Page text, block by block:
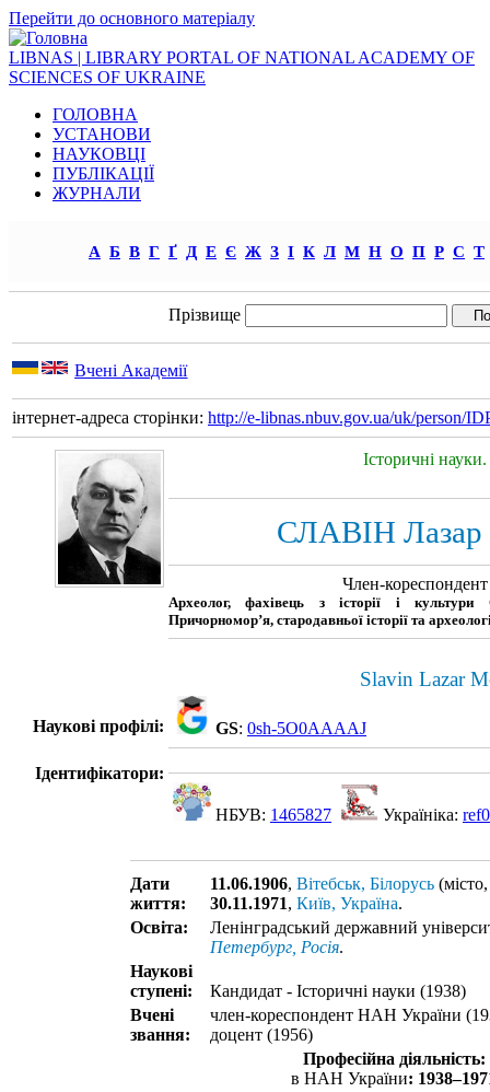
Перейти до основного матеріалу
LIBNAS | LIBRARY PORTAL OF NATIONAL ACADEMY OF
SCIENCES OF UKRAINE
ГОЛОВНА
УСТАНОВИ
НАУКОВЦІ
ПУБЛІКАЦІЇ
ЖУРНАЛИ
А Б В Г Ґ Д Е Є Ж З І К Л М Н О П Р С Т
Прізвище
Вчені Академії
інтернет-адреса сторінки: http://e-libnas.nbuv.gov.ua/uk/person/
Історичні науки.
СЛАВІН Лазар
Член-
Археолог, фахівець з історії і культури
Причорномор’я, стародавньої історії та
Slavin Lazar
Наукові профілі: GS: 0sh-5O0AAAAJ
Ідентифікатори:
НБУВ: 1465827 Україніка:
Дати
життя:
11.06.1906, Вітебськ, Білорусь
30.11.1971, Київ, Україна.
Освіта:
Ленінградський державний
Петербург, Росія.
Наукові
ступені:
Кандидат - Історичні науки (1938)
Вчені
звання:
член-кореспондент НАН України
доцент (1956)
Професійна діяльність:
в НАН України: